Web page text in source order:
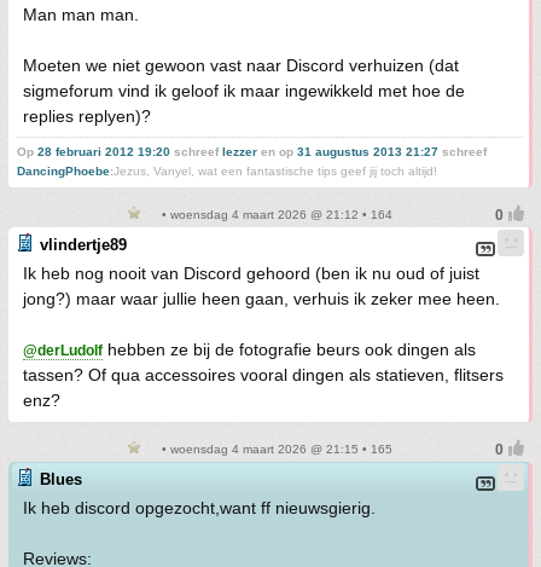
Man man man.
Moeten we niet gewoon vast naar Discord verhuizen (dat
sigmeforum vind ik geloof ik maar ingewikkeld met hoe de
replies replyen)?
Op 28 februari 2012 19:20 schreeflezzer en op 31 augustus 2013 21:27 schreef
DancingPhoebe:Jezus, Vanyel, wat een fantastische tips geef jij toch altijd!
• woensdag 4 maart 2026 @ 21:12 • 164
vlindertje89
Ik heb nog nooit van Discord gehoord (ben ik nu oud of juist
jong?) maar waar jullie heen gaan, verhuis ik zeker mee heen.
@derLudolf hebben ze bij de fotografie beurs ook dingen als
tassen? Of qua accessoires vooral dingen als statieven, flitsers
enz?
• woensdag 4 maart 2026 @ 21:15 • 165
Blues
Ik heb discord opgezocht,want ff nieuwsgierig.
Reviews: